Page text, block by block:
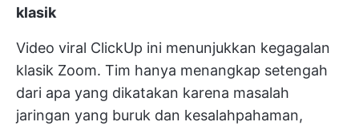
klasik
Video viral ClickUp ini menunjukkan kegagalan
klasik Zoom. Tim hanya menangkap setengah
dari apa yang dikatakan karena masalah
jaringan yang buruk dan kesalahpahaman,